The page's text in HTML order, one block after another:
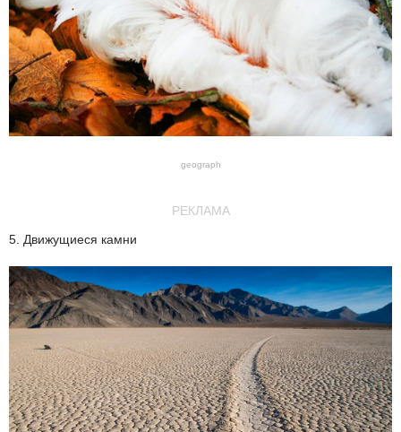
geograph
РЕКЛАМА
5. Движущиеся камни